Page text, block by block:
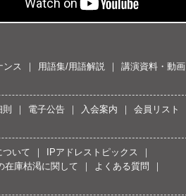
ンス 用語集/用語解説 講演資料・動画
電子公告 入会案内 会員リスト
ついて
IPアドレストピックス
在庫枯渇に関して
よくある質問